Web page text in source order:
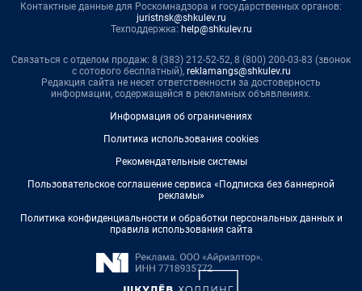
Контактные данные для Роскомнадзора и государственных органов:
juristnsk@shkulev.ru
Техподдержка: help@shkulev.ru
Связаться с отделом продаж: 8 (383) 212-52-52, 8 (800) 200-03-83 (звонок
с сотового бесплатный), reklamangs@shkulev.ru
Редакция сайта не несет ответственности за достоверность
информации, содержащейся в рекламных объявлениях.
Информация об ограничениях
Политика использования cookies
Рекомендательные системы
Пользовательское соглашение сервиса «Подписка без баннерной
рекламы»
Политика конфиденциальности и обработки персональных данных и
правила использования сайта